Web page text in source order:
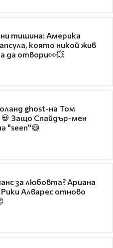
тишина: Америка
която никой жив
да отвори👀💥
ghost-на Том
💀 Защо Спайдър-мен
"seen"😅
за любовта? Ариана
Рики Алварес отново